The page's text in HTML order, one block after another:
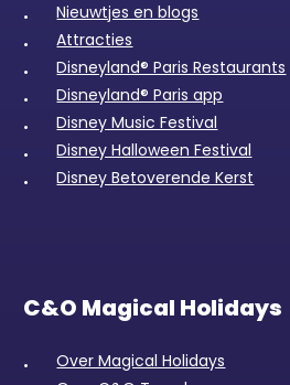
Nieuwtjes en blogs
Attracties
Disneyland® Paris Restaurants
Disneyland® Paris app
Disney Music Festival
Disney Halloween Festival
Disney Betoverende Kerst
C&O Magical Holidays
Over Magical Holidays